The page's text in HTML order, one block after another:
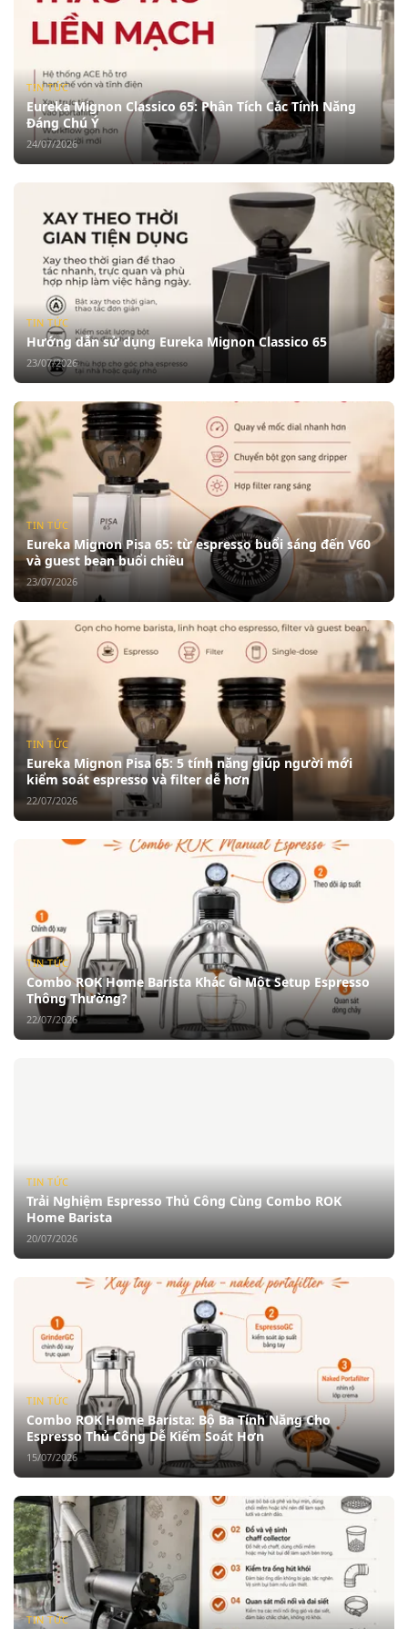
TIN TỨC
Eureka Mignon Classico 65: Phân Tích Các Tính Năng
Đáng Chú Ý
24/07/2026
TIN TỨC
Hướng dẫn sử dụng Eureka Mignon Classico 65
23/07/2026
TIN TỨC
Eureka Mignon Pisa 65: từ espresso buổi sáng đến V60
và guest bean buổi chiều
23/07/2026
TIN TỨC
Eureka Mignon Pisa 65: 5 tính năng giúp người mới
kiểm soát espresso và filter dễ hơn
22/07/2026
TIN TỨC
Combo ROK Home Barista Khác Gì Một Setup Espresso
Thông Thường?
22/07/2026
TIN TỨC
Trải Nghiệm Espresso Thủ Công Cùng Combo ROK
Home Barista
20/07/2026
TIN TỨC
Combo ROK Home Barista: Bộ Ba Tính Năng Cho
Espresso Thủ Công Dễ Kiểm Soát Hơn
15/07/2026
TIN TỨC